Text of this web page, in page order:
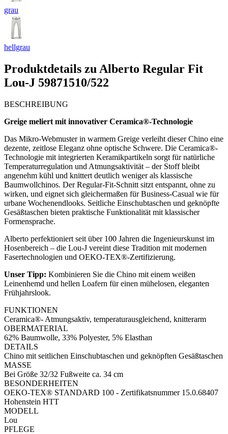
grau
hellgrau
Produktdetails zu Alberto Regular Fit
Lou-J 59871510/522
BESCHREIBUNG
Greige meliert mit innovativer Ceramica®-Technologie
Das Mikro-Webmuster in warmem Greige verleiht dieser Chino eine
dezente, zeitlose Eleganz ohne optische Schwere. Die Ceramica®-
Technologie mit integrierten Keramikpartikeln sorgt für natürliche
Temperaturregulation und Atmungsaktivität – der Stoff bleibt
angenehm kühl und knittert deutlich weniger als klassische
Baumwollchinos. Der Regular-Fit-Schnitt sitzt entspannt, ohne zu
wirken, und eignet sich gleichermaßen für Business-Casual wie für
urbane Wochenendlooks. Seitliche Einschubtaschen und geknöpfte
Gesäßtaschen bieten praktische Funktionalität mit klassischer
Formensprache.
Alberto perfektioniert seit über 100 Jahren die Ingenieurskunst im
Hosenbereich – die Lou-J vereint diese Tradition mit modernen
Fasertechnologien und OEKO-TEX®-Zertifizierung.
Unser Tipp: Kombinieren Sie die Chino mit einem weißen
Leinenhemd und hellen Loafern für einen mühelosen, eleganten
Frühjahrslook.
FUNKTIONEN
Ceramica®- Atmungsaktiv, temperaturausgleichend, knitterarm
OBERMATERIAL
62% Baumwolle, 33% Polyester, 5% Elasthan
DETAILS
Chino mit seitlichen Einschubtaschen und geknöpften Gesäßtaschen
MASSE
Bei Größe 32/32 Fußweite ca. 34 cm
BESONDERHEITEN
OEKO-TEX® STANDARD 100 - Zertifikatsnummer 15.0.68407
Hohenstein HTT
MODELL
Lou
PFLEGE